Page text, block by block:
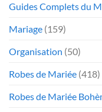
Guides Complets du
Mariage (159)
Organisation (50)
Robes de Mariée (418)
Robes de Mariée